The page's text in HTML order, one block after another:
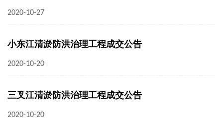
2020-10-27
小东江清淤防洪治理工程成交公告
2020-10-20
三叉江清淤防洪治理工程成交公告
2020-10-20